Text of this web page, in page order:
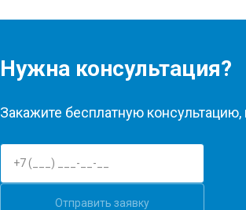
Нужна консультация?
Закажите бесплатную
Отправить заявку